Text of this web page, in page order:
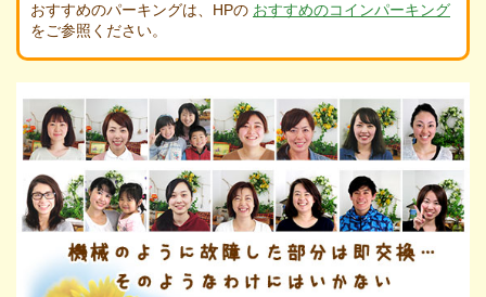
おすすめのパーキングは、HPの おすすめのコインパーキング
をご参照ください。